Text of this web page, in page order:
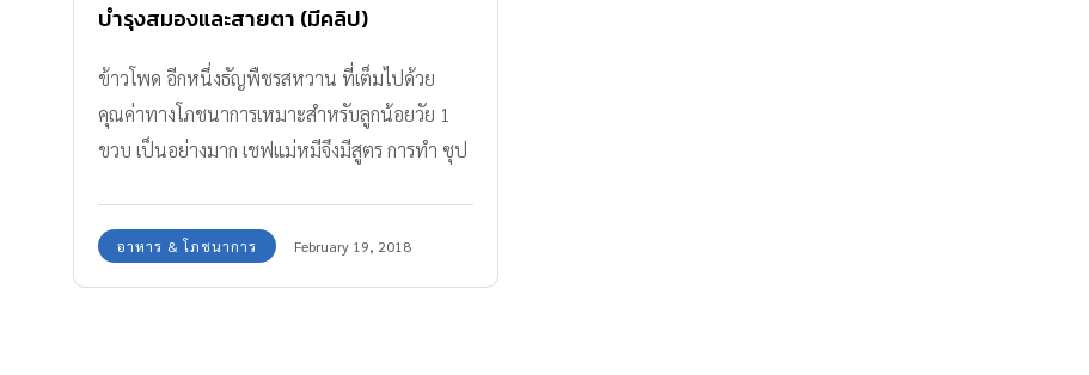
บำรุงสมองและสายตา (มีคลิป)
ข้าวโพด อีกหนึ่งธัญพืชรสหวาน ที่เต็มไปด้วย
คุณค่าทางโภชนาการเหมาะสำหรับลูกน้อยวัย 1
ขวบ เป็นอย่างมาก เชฟแม่หมีจึงมีสูตร การทำ ซุป
อาหาร & โภชนาการ February 19, 2018